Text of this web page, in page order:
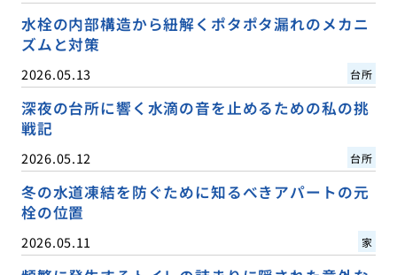
水栓の内部構造から紐解くポタポタ漏れのメカニ
ズムと対策
2026.05.13 台所
深夜の台所に響く水滴の音を止めるための私の挑
戦記
2026.05.12 台所
冬の水道凍結を防ぐために知るべきアパートの元
栓の位置
2026.05.11 家